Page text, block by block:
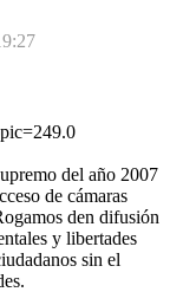
del año 2007
de cámaras
den difusión
y libertades
sin el